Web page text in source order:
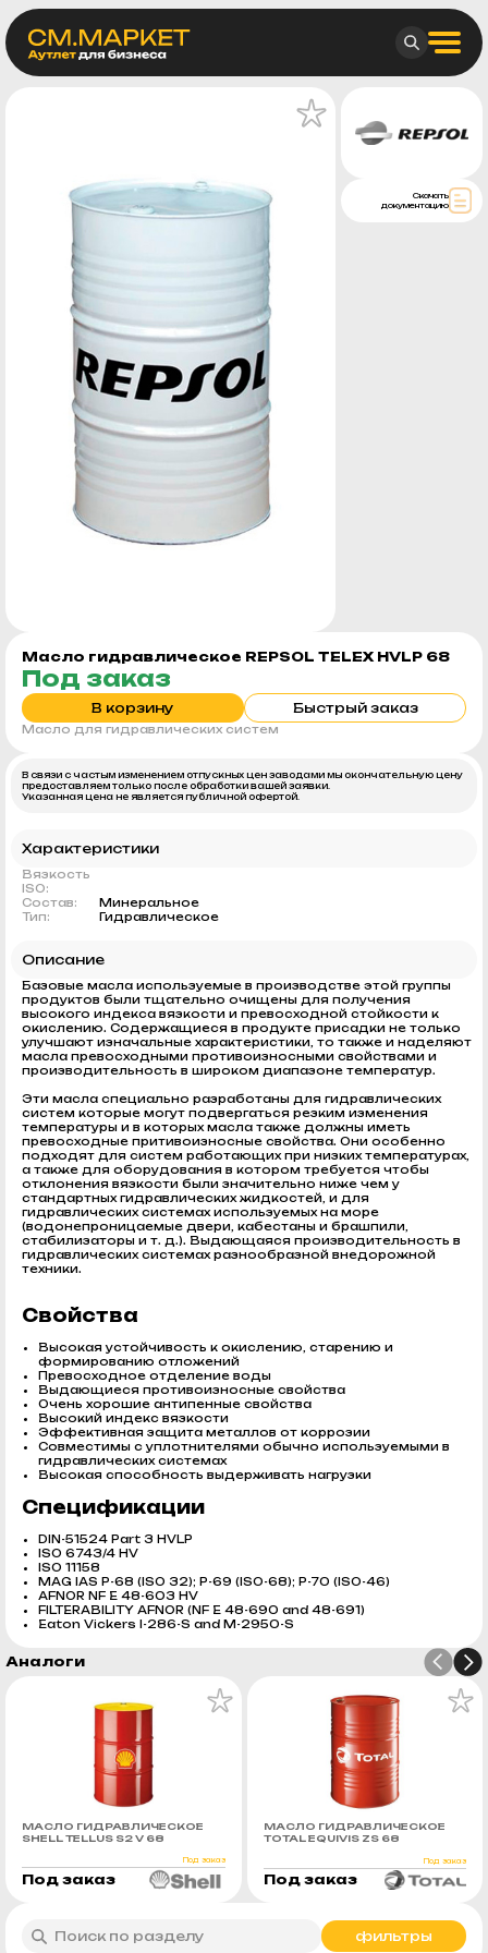
Масло гидравлическое REPSOL TELEX HVLP 68
Под заказ
В корзину Быстрый заказ
Масло для гидравлических систем
Скачать
документацию
В связи с частым изменением отпускных цен заводами мы окончательную цену
предоставляем только после обработки вашей заявки.
Указанная цена не является публичной офертой.
Характеристики
Вязкость
ISO:
Состав:
Минеральное
Тип:
Гидравлическое
Описание
Базовые масла используемые в производстве этой группы
продуктов были тщательно очищены для получения
высокого индекса вязкости и превосходной стойкости к
окислению. Содержащиеся в продукте присадки не только
улучшают изначальные характеристики, то также и наделяют
масла превосходными противоизносными свойствами и
производительность в широком диапазоне температур.
Эти масла специально разработаны для гидравлических
систем которые могут подвергаться резким изменения
температуры и в которых масла также должны иметь
превосходные притивоизносные свойства. Они особенно
подходят для систем работающих при низких температурах,
а также для оборудования в котором требуется чтобы
отклонения вязкости были значительно ниже чем у
стандартных гидравлических жидкостей, и для
гидравлических системах используемых на море
(водонепроницаемые двери, кабестаны и брашпили,
стабилизаторы и т. д.). Выдающаяся производительность в
гидравлических системах разнообразной внедорожной
техники.
Свойства
Высокая устойчивость к окислению, старению и
формированию отложений
Превосходное отделение воды
Выдающиеся противоизносные свойства
Очень хорошие антипенные свойства
Высокий индекс вязкости
Эффективная защита металлов от коррозии
Совместимы с уплотнителями обычно используемыми в
гидравлических системах
Высокая способность выдерживать нагрузки
Спецификации
DIN-51524 Part 3 HVLP
ISO 6743/4 HV
ISO 11158
MAG IAS P-68 (ISO 32); P-69 (ISO-68); P-70 (ISO-46)
AFNOR NF E 48-603 HV
FILTERABILITY AFNOR (NF E 48-690 and 48-691)
Eaton Vickers I-286-S and M-2950-S
Аналоги
МАСЛО ГИДРАВЛИЧЕСКОЕ
SHELL TELLUS S2 V 68
Под заказ
Под заказ
МАСЛО ГИДРАВЛИЧЕСКОЕ
TOTAL EQUIVIS ZS 68
Под заказ
Под заказ
фильтры